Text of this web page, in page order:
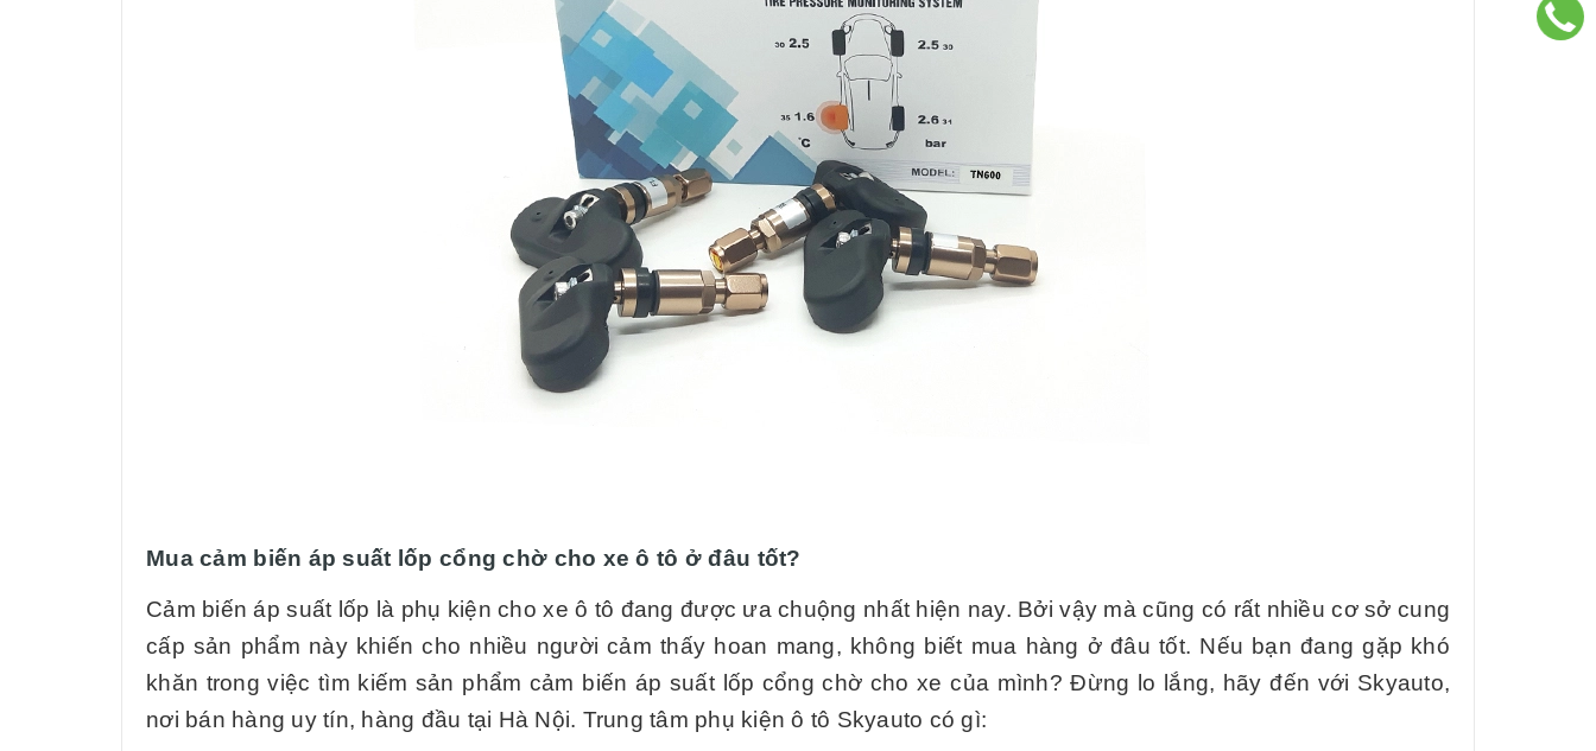
Mua cảm biến áp suất lốp cổng chờ cho xe ô tô ở đâu tốt?
Cảm biến áp suất lốp là phụ kiện cho xe ô tô đang được ưa chuộng nhất hiện nay. Bởi vậy mà cũng có rất nhiều cơ sở cung
cấp sản phẩm này khiến cho nhiều người cảm thấy hoan mang, không biết mua hàng ở đâu tốt. Nếu bạn đang gặp khó
khăn trong việc tìm kiếm sản phẩm cảm biến áp suất lốp cổng chờ cho xe của mình? Đừng lo lắng, hãy đến với Skyauto,
nơi bán hàng uy tín, hàng đầu tại Hà Nội. Trung tâm phụ kiện ô tô Skyauto có gì: